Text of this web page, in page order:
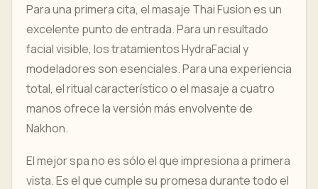
Para una primera cita, el masaje Thai Fusion es un
excelente punto de entrada. Para un resultado
facial visible, los tratamientos HydraFacial y
modeladores son esenciales. Para una experiencia
total, el ritual característico o el masaje a cuatro
manos ofrece la versión más envolvente de
Nakhon.
El mejor spa no es sólo el que impresiona a primera
vista. Es el que cumple su promesa durante todo el